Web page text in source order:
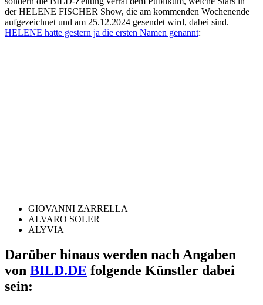
der HELENE FISCHER Show, die am kommenden Wochenende
aufgezeichnet und am 25.12.2024 gesendet wird, dabei sind.
HELENE hatte gestern ja die ersten Namen genannt:
GIOVANNI ZARRELLA
ALVARO SOLER
ALYVIA
Darüber hinaus werden nach Angaben
von BILD.DE folgende Künstler dabei
sein: